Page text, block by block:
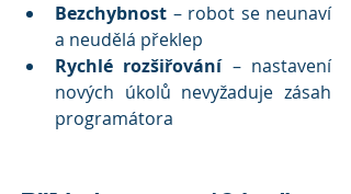
Bezchybnost – robot se neunaví
a neudělá překlep
Rychlé rozšiřování – nastavení
nových úkolů nevyžaduje zásah
programátora